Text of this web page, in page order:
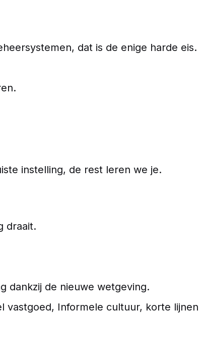
dat is de enige harde eis.
instelling, de rest leren we je.
draait.
dankzij de nieuwe wetgeving.
vastgoed, Informele cultuur, korte